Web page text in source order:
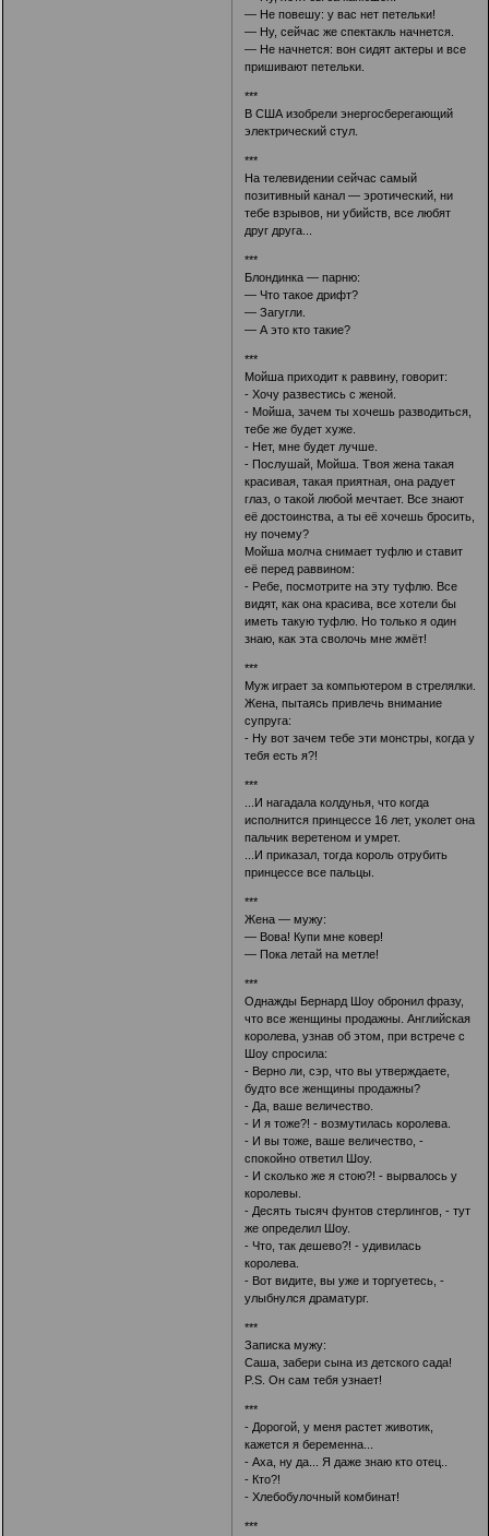
— Не повешу: у вас нет петельки!
— Ну, сейчас же спектакль начнется.
— Не начнется: вон сидят актеры и все
пришивают петельки.
***
В США изобрели энергосберегающий
электрический стул.
***
На телевидении сейчас самый
позитивный канал — эротический, ни
тебе взрывов, ни убийств, все любят
друг друга...
***
Блондинка — парню:
— Что такое дрифт?
— Загугли.
— А это кто такие?
***
Мойша приходит к раввину, говорит:
- Хочу развестись с женой.
- Мойша, зачем ты хочешь разводиться,
тебе же будет хуже.
- Нет, мне будет лучше.
- Послушай, Мойша. Твоя жена такая
красивая, такая приятная, она радует
глаз, о такой любой мечтает. Все знают
её достоинства, а ты её хочешь бросить,
ну почему?
Мойша молча снимает туфлю и ставит
её перед раввином:
- Ребе, посмотрите на эту туфлю. Все
видят, как она красива, все хотели бы
иметь такую туфлю. Но только я один
знаю, как эта сволочь мне жмёт!
***
Муж играет за компьютером в стрелялки.
Жена, пытаясь привлечь внимание
супруга:
- Ну вот зачем тебе эти монстры, когда у
тебя есть я?!
***
...И нагадала колдунья, что когда
исполнится принцессе 16 лет, уколет она
пальчик веретеном и умрет.
...И приказал, тогда король отрубить
принцессе все пальцы.
***
Жена — мужу:
— Вова! Купи мне ковер!
— Пока летай на метле!
***
Однажды Бернард Шоу обронил фразу,
что все женщины продажны. Английская
королева, узнав об этом, при встрече с
Шоу спросила:
- Верно ли, сэр, что вы утверждаете,
будто все женщины продажны?
- Да, ваше величество.
- И я тоже?! - возмутилась королева.
- И вы тоже, ваше величество, -
спокойно ответил Шоу.
- И сколько же я стою?! - вырвалось у
королевы.
- Десять тысяч фунтов стерлингов, - тут
же определил Шоу.
- Что, так дешево?! - удивилась
королева.
- Вот видите, вы уже и торгуетесь, -
улыбнулся драматург.
***
Записка мужу:
Саша, забери сына из детского сада!
P.S. Он сам тебя узнает!
***
- Дорогой, у меня растет животик,
кажется я беременна...
- Аха, ну да... Я даже знаю кто отец..
- Кто?!
- Хлебобулочный комбинат!
***